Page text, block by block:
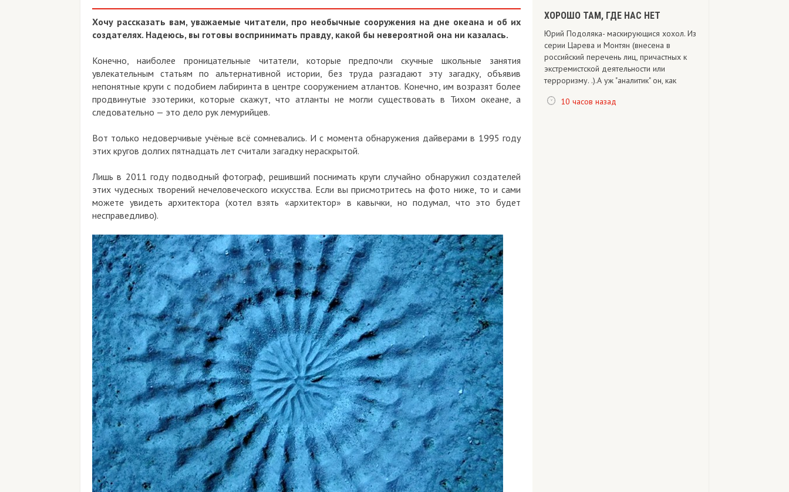
Хочу рассказать вам, уважаемые читатели, про необычные сооружения на дне океана и об их
создателях. Надеюсь, вы готовы воспринимать правду, какой бы невероятной она ни казалась.
Конечно, наиболее проницательные читатели, которые предпочли скучные школьные занятия
увлекательным статьям по альтернативной истории, без труда разгадают эту загадку, объявив
непонятные круги с подобием лабиринта в центре сооружением атлантов. Конечно, им возразят более
продвинутые эзотерики, которые скажут, что атланты не могли существовать в Тихом океане, а
следовательно — это дело рук лемурийцев.
Вот только недоверчивые учёные всё сомневались. И с момента обнаружения дайверами в 1995 году
этих кругов долгих пятнадцать лет считали загадку нераскрытой.
Лишь в 2011 году подводный фотограф, решивший поснимать круги случайно обнаружил создателей
этих чудесных творений нечеловеческого искусства. Если вы присмотритесь на фото ниже, то и сами
можете увидеть архитектора (хотел взять «архитектор» в кавычки, но подумал, что это будет
несправедливо).
ХОРОШО ТАМ, ГДЕ НАС НЕТ
Юрий Подоляка- маскирующися хохол. Из
серии Царева и Монтян (внесена в
российский перечень лиц, причастных к
экстремистской деятельности или
терроризму. .).А уж "аналитик" он, как
10 часов назад